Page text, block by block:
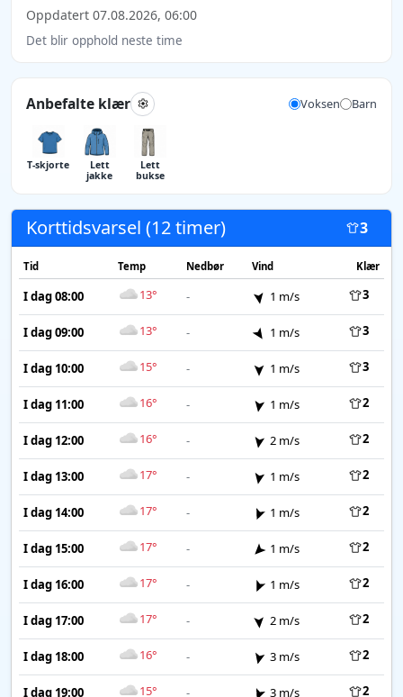
Oppdatert 07.08.2026, 06:00
Det blir opphold neste time
Anbefalte klær Voksen Barn
T-skjorte
Lett
jakke
Lett
bukse
Korttidsvarsel (12 timer) 3
Tid Temp Nedbør Vind Klær
I dag 08:00 13° - 1 m/s 3
I dag 09:00 13° - 1 m/s 3
I dag 10:00 15° - 1 m/s 3
I dag 11:00 16° - 1 m/s 2
I dag 12:00 16° - 2 m/s 2
I dag 13:00 17° - 1 m/s 2
I dag 14:00 17° - 1 m/s 2
I dag 15:00 17° - 1 m/s 2
I dag 16:00 17° - 1 m/s 2
I dag 17:00 17° - 2 m/s 2
I dag 18:00 16° - 3 m/s 2
I dag 19:00 15° - 3 m/s 2